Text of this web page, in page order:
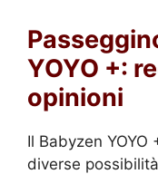
YOYO +:
opinioni
Il Babyzen
diverse